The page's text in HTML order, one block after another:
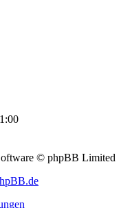
© phpBB Limited